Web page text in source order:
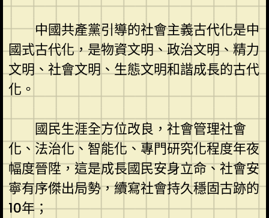
中國共產黨引導的社會主義古代化是中
國式古代化，是物資文明、政治文明、精力
文明、社會文明、生態文明和諧成長的古代
化。
國民生涯全方位改良，社會管理社會
化、法治化、智能化、專門研究化程度年夜
幅度晉陞，這是成長國民安身立命、社會安
寧有序傑出局勢，續寫社會持久穩固古跡的
10年；